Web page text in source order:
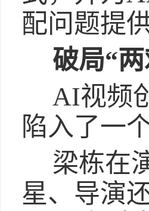
配问题提
破局“
AI视频
陷入了一
梁栋在
星、导演